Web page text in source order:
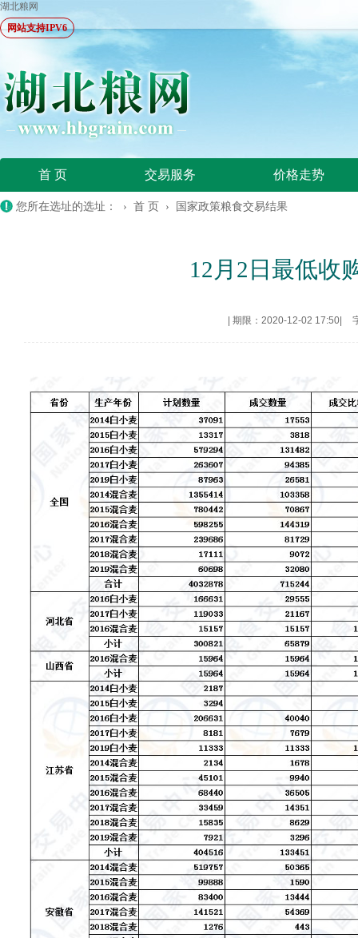
湖北粮网
网站支持IPV6
首 页 交易服务 价格走势
您所在选址的选址： › 首 页 › 国家政策粮食交易结果
12月2日最低收
期限：2020-12-02 17:50